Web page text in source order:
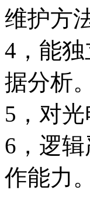
维护方
4，能
据分析。
5，对
6，逻
作能力。